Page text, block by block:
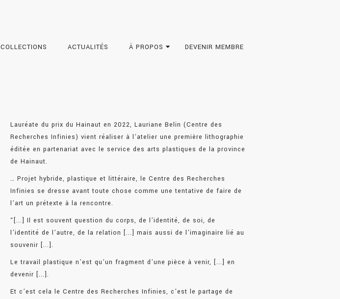
COLLECTIONS ACTUALITÉS À PROPOS DEVENIR MEMBRE
Lauréate du prix du Hainaut en 2022, Lauriane Belin (Centre des
Recherches Infinies) vient réaliser à l’atelier une première lithographie
éditée en partenariat avec le service des arts plastiques de la province
de Hainaut.
… Projet hybride, plastique et littéraire, le Centre des Recherches
Infinies se dresse avant toute chose comme une tentative de faire de
l’art un prétexte à la rencontre.
“[...] Il est souvent question du corps, de l’identité, de soi, de
l’identité de l’autre, de la relation [...] mais aussi de l’imaginaire lié au
souvenir [...].
Le travail plastique n’est qu’un fragment d’une pièce à venir, [...] en
devenir [...].
Et c’est cela le Centre des Recherches Infinies, c’est le partage de